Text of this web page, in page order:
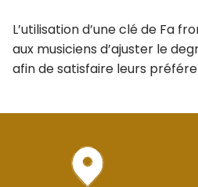
L’utilisation d’une clé de Fa
aux musiciens d’ajuster le
afin de satisfaire leurs